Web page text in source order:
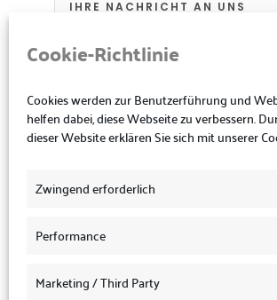
Cookie-Richtlinie
Cookies werden zur Benutzerführung und
helfen dabei, diese Webseite zu verbessern.
dieser Website erklären Sie sich mit unserer
Zwingend erforderlich
Performance
Marketing / Third Party
DSGVO
ICH STIMME ZU, DASS
ZUR BEANTWORTUNG MEINER
WERDEN. HINWEIS: SIE
ZUKUNFT PER E-MAIL AN